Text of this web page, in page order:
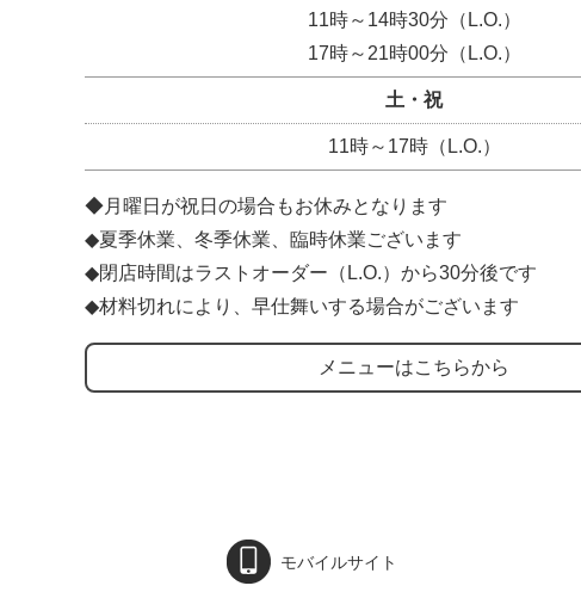
11時～14時30分（L.O.）
17時～21時00分（L.O.）
土・祝
11時～17時（L.O.）
◆月曜日が祝日の場合もお休みとなります
◆夏季休業、冬季休業、臨時休業ございます
◆閉店時間はラストオーダー（L.O.）から30分後です
◆材料切れにより、早仕舞いする場合がございます
メニューはこちらから
モバイルサイト